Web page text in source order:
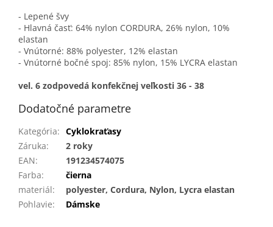
- Lepené švy
- Hlavná časť: 64% nylon CORDURA, 26% nylon, 10%
elastan
- Vnútorné: 88% polyester, 12% elastan
- Vnútorné bočné spoj: 85% nylon, 15% LYCRA elastan
vel. 6 zodpovedá konfekčnej veľkosti 36 - 38
Dodatočné parametre
Kategória: Cyklokraťasy
Záruka:
2 roky
EAN:
191234574075
Farba:
čierna
materiál:
polyester, Cordura, Nylon, Lycra elastan
Pohlavie: Dámske